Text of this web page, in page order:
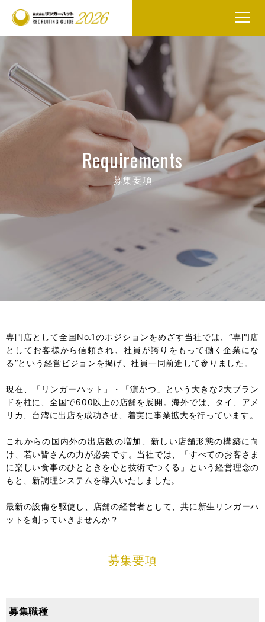
Requirements
募集要項
専門店として全国No.1のポジションをめざす当社では、“専門店
としてお客様から信頼され、社員が誇りをもって働く企業にな
る”という経営ビジョンを掲げ、社員一同前進して参りました。
現在、「リンガーハット」・「濵かつ」という大きな2大ブラン
ドを柱に、全国で600以上の店舗を展開。海外では、タイ、アメ
リカ、台湾に出店を成功させ、着実に事業拡大を行っています。
これからの国内外の出店数の増加、新しい店舗形態の構築に向
け、若い皆さんの力が必要です。当社では、「すべてのお客さま
に楽しい食事のひとときを心と技術でつくる」という経営理念の
もと、新調理システムを導入いたしました。
最新の設備を駆使し、店舗の経営者として、共に新生リンガーハ
ットを創っていきませんか？
募集要項
募集職種